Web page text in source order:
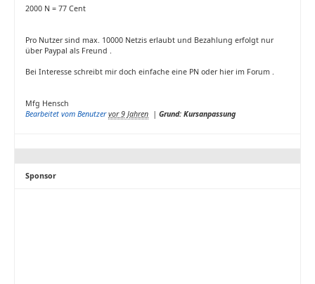
2000 N = 77 Cent
Pro Nutzer sind max. 10000 Netzis erlaubt und Bezahlung erfolgt nur
über Paypal als Freund .
Bei Interesse schreibt mir doch einfache eine PN oder hier im Forum .
Mfg Hensch
Bearbeitet vom Benutzer vor 9 Jahren | Grund: Kursanpassung
Sponsor